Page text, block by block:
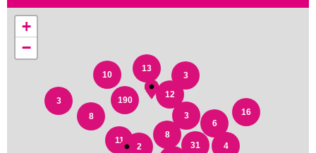
3
2
16
6
4
8
31
3
3
13
12
10
8
11
190
+
−